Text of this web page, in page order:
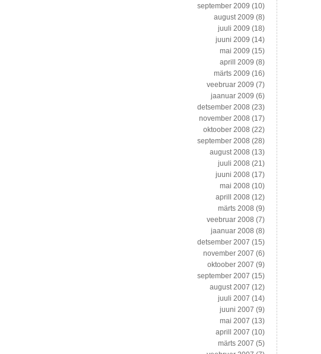
september 2009 (10)
august 2009 (8)
juuli 2009 (18)
juuni 2009 (14)
mai 2009 (15)
aprill 2009 (8)
märts 2009 (16)
veebruar 2009 (7)
jaanuar 2009 (6)
detsember 2008 (23)
november 2008 (17)
oktoober 2008 (22)
september 2008 (28)
august 2008 (13)
juuli 2008 (21)
juuni 2008 (17)
mai 2008 (10)
aprill 2008 (12)
märts 2008 (9)
veebruar 2008 (7)
jaanuar 2008 (8)
detsember 2007 (15)
november 2007 (6)
oktoober 2007 (9)
september 2007 (15)
august 2007 (12)
juuli 2007 (14)
juuni 2007 (9)
mai 2007 (13)
aprill 2007 (10)
märts 2007 (5)